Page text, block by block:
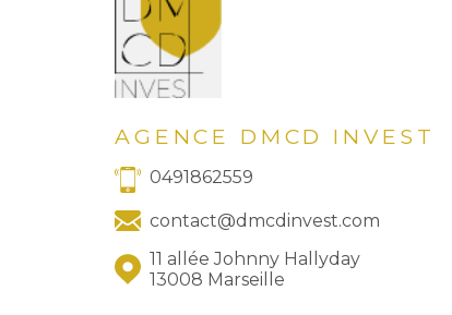
AGENCE DMCD INVEST
0491862559
contact@dmcdinvest.com
11 allée Johnny Hallyday
13008 Marseille